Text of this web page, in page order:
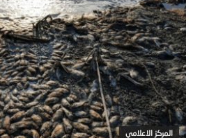
المركز الاعلامي